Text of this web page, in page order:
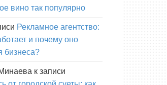
вино так популярно
Рекламное агентство:
и почему оно
бизнеса?
к записи